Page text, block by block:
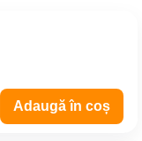
Adaugă în coș